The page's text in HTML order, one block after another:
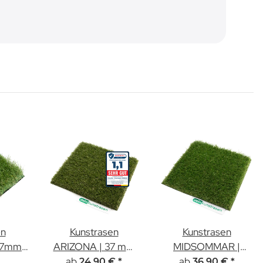
|
Kunstrasen
ARIZONA | 37 mm
Kunstrasen
MIDSOMMAR |